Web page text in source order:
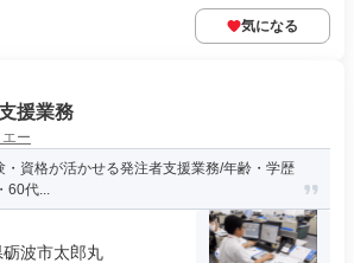
気になる
援業務
ー
・資格が活かせる発注者支援業務/年齢・学歴
60代...
波市太郎丸